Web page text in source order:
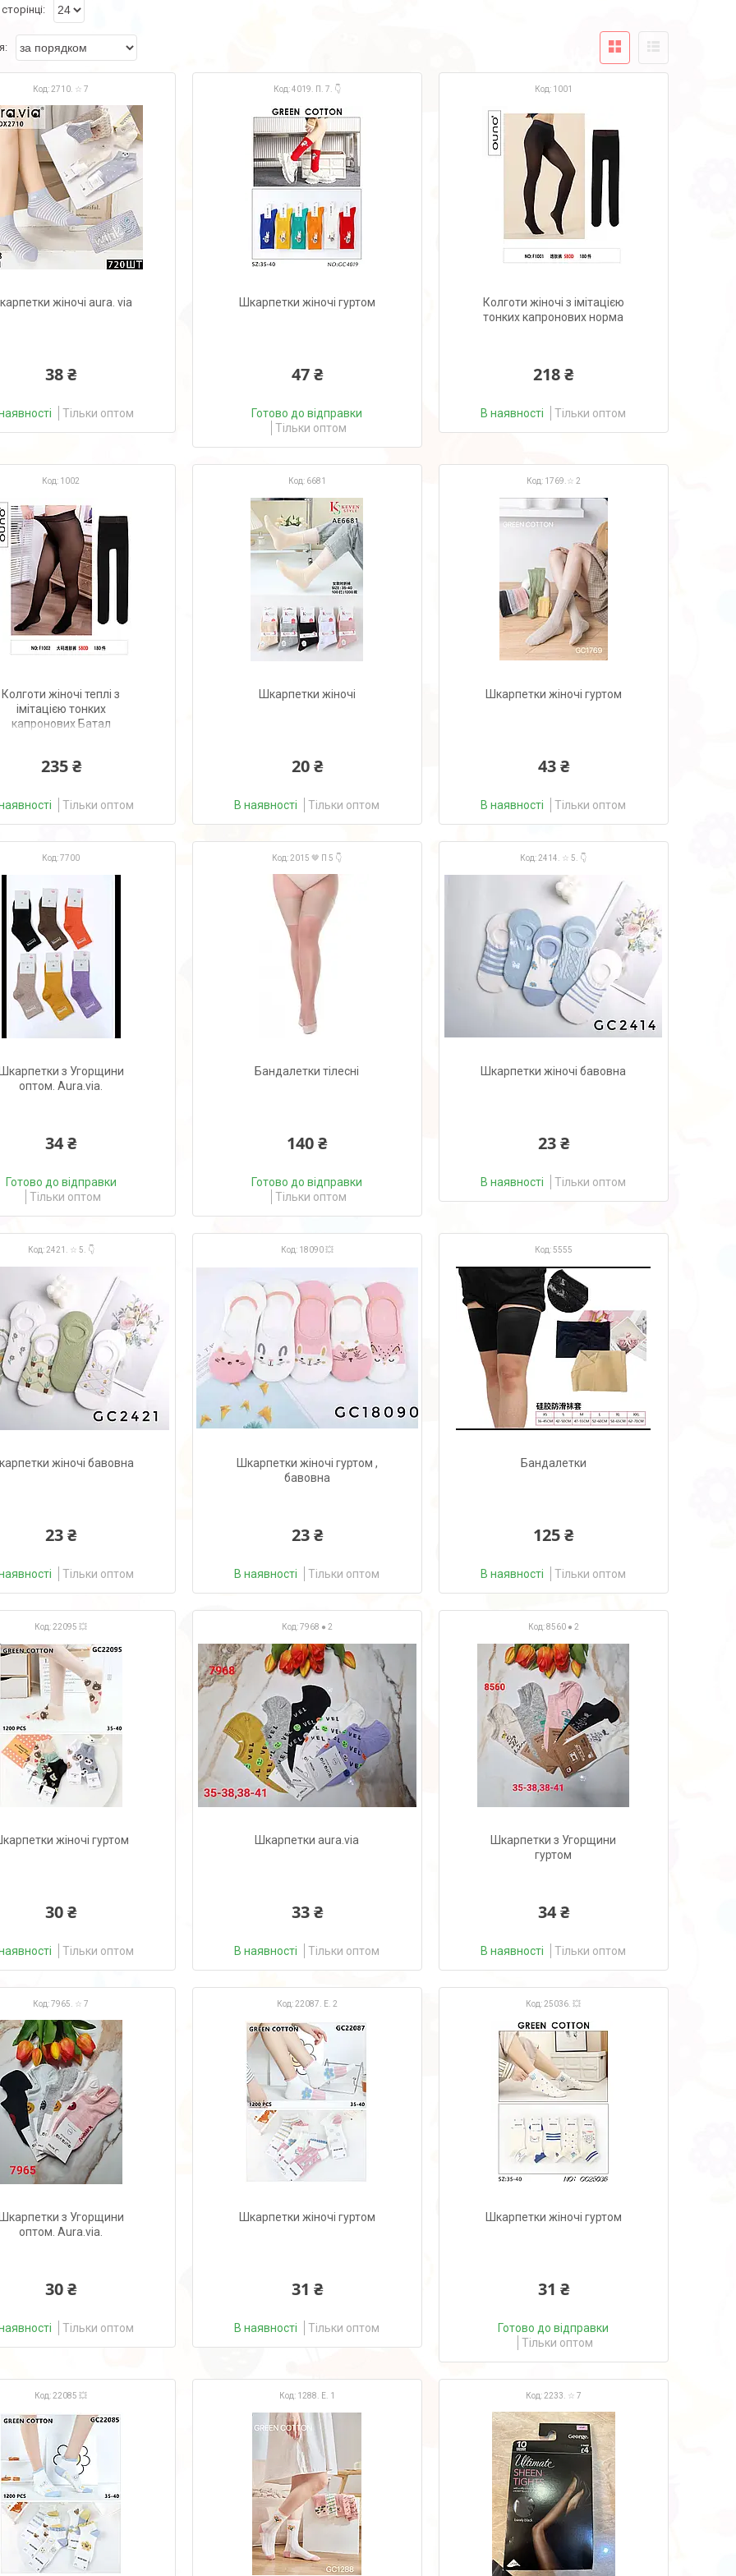
2710. ☆ 7
жіночі aura. via
38 ₴
Тільки оптом
4019. П. 7. 👇
Шкарпетки жіночі гуртом
47 ₴
Готово до відправки
Тільки оптом
1001
Колготи жіночі з імітацією
тонких капронових норма
218 ₴
В наявності Тільки оптом
1002
Колготи жіночі теплі з
імітацією тонких
капронових Батал
235 ₴
Тільки оптом
6681
Шкарпетки жіночі
20 ₴
В наявності Тільки оптом
1769.☆ 2
Шкарпетки жіночі гуртом
43 ₴
В наявності Тільки оптом
7700
з Угорщини
оптом. Aura.via.
34 ₴
Готово до відправки
Тільки оптом
2015 🤎 П 5 👇
Бандалетки тілесні
140 ₴
Готово до відправки
Тільки оптом
2414. ☆ 5. 👇
Шкарпетки жіночі бавовна
23 ₴
В наявності Тільки оптом
2421. ☆ 5. 👇
жіночі бавовна
23 ₴
Тільки оптом
18090 💥
Шкарпетки жіночі гуртом ,
бавовна
23 ₴
В наявності Тільки оптом
5555
Бандалетки
125 ₴
В наявності Тільки оптом
22095 💥
жіночі гуртом
30 ₴
Тільки оптом
7968 ● 2
Шкарпетки aura.via
33 ₴
В наявності Тільки оптом
8560 ● 2
Шкарпетки з Угорщини
гуртом
34 ₴
В наявності Тільки оптом
7965. ☆ 7
з Угорщини
оптом. Aura.via.
30 ₴
Тільки оптом
22087. Е. 2
Шкарпетки жіночі гуртом
31 ₴
В наявності Тільки оптом
25036. 💥
Шкарпетки жіночі гуртом
31 ₴
Готово до відправки
Тільки оптом
22085 💥 1288. Е. 1 2233. ☆ 7